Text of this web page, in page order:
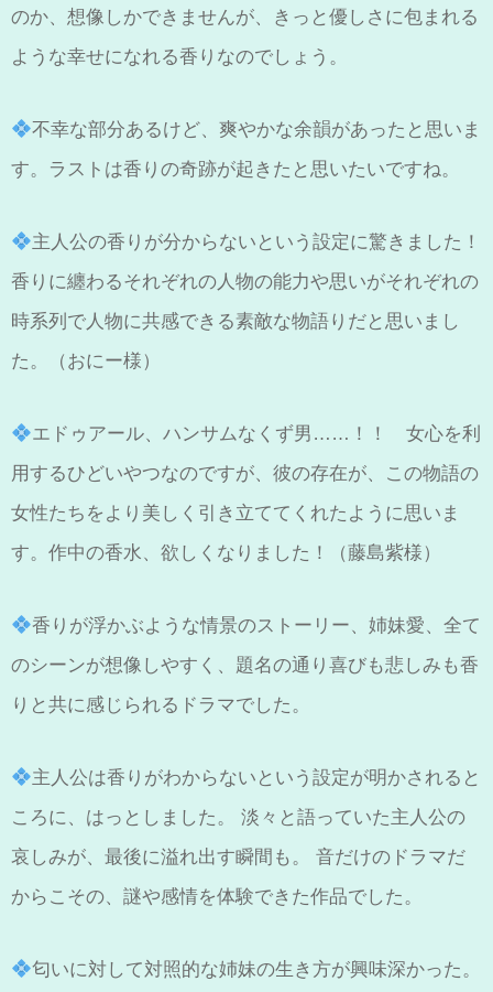
のか、想像しかできませんが、きっと優しさに包まれる
ような幸せになれる香りなのでしょう。
不幸な部分あるけど、爽やかな余韻があったと思いま
す。ラストは香りの奇跡が起きたと思いたいですね。
主人公の香りが分からないという設定に驚きました！
香りに纏わるそれぞれの人物の能力や思いがそれぞれの
時系列で人物に共感できる素敵な物語りだと思いまし
た。（おにー様）
エドゥアール、ハンサムなくず男……！！ 女心を利
用するひどいやつなのですが、彼の存在が、この物語の
女性たちをより美しく引き立ててくれたように思いま
す。作中の香水、欲しくなりました！（藤島紫様）
香りが浮かぶような情景のストーリー、姉妹愛、全て
のシーンが想像しやすく、題名の通り喜びも悲しみも香
りと共に感じられるドラマでした。
主人公は香りがわからないという設定が明かされると
ころに、はっとしました。 淡々と語っていた主人公の
哀しみが、最後に溢れ出す瞬間も。 音だけのドラマだ
からこその、謎や感情を体験できた作品でした。
匂いに対して対照的な姉妹の生き方が興味深かった。